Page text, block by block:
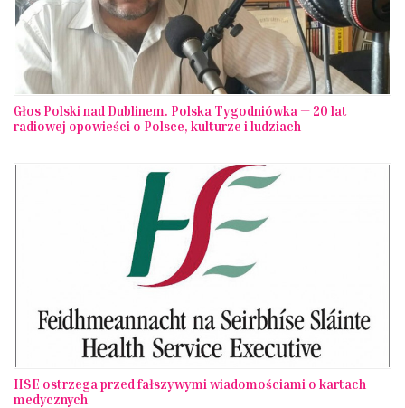
Głos Polski nad Dublinem. Polska Tygodniówka — 20 lat
radiowej opowieści o Polsce, kulturze i ludziach
HSE ostrzega przed fałszywymi wiadomościami o kartach
medycznych